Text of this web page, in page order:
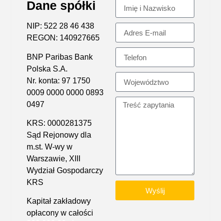
Dane spółki
NIP: 522 28 46 438
REGON: 140927665
BNP Paribas Bank
Polska S.A.
Nr. konta: 97 1750
0009 0000 0000 0893
0497
KRS: 0000281375
Sąd Rejonowy dla
m.st. W-wy w
Warszawie, XIII
Wydział Gospodarczy
KRS
Kapitał zakładowy
opłacony w całości
Wyślij